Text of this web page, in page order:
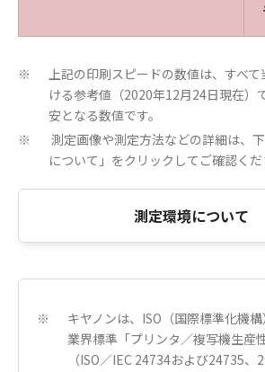
※
上記の印刷スピードの数値は、すべ
ける参考値（2020年12月24日現在）
安となる数値です。
※
測定画像や測定方法などの詳細は、
について」をクリックしてご確認くだ
測定環境について
※
キヤノンは、ISO（国際標準化機
業界標準「プリンタ／複写機生産
（ISO／IEC 24734および24735